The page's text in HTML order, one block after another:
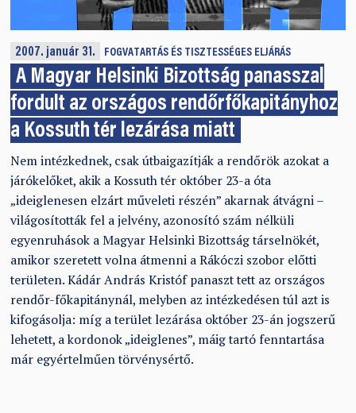
2007. január 31. FOGVATARTÁS ÉS TISZTESSÉGES ELJÁRÁS
A Magyar Helsinki Bizottság panasszal
fordult az országos rendőrfőkapitányhoz
a Kossuth tér lezárása miatt
Nem intézkednek, csak útbaigazítják a rendőrök azokat a
járókelőket, akik a Kossuth tér október 23-a óta
„ideiglenesen elzárt műveleti részén” akarnak átvágni –
világosították fel a jelvény, azonosító szám nélküli
egyenruhások a Magyar Helsinki Bizottság társelnökét,
amikor szeretett volna átmenni a Rákóczi szobor előtti
területen. Kádár András Kristóf panaszt tett az országos
rendőr-főkapitánynál, melyben az intézkedésen túl azt is
kifogásolja: míg a terület lezárása október 23-án jogszerű
lehetett, a kordonok „ideiglenes”, máig tartó fenntartása
már egyértelműen törvénysértő.